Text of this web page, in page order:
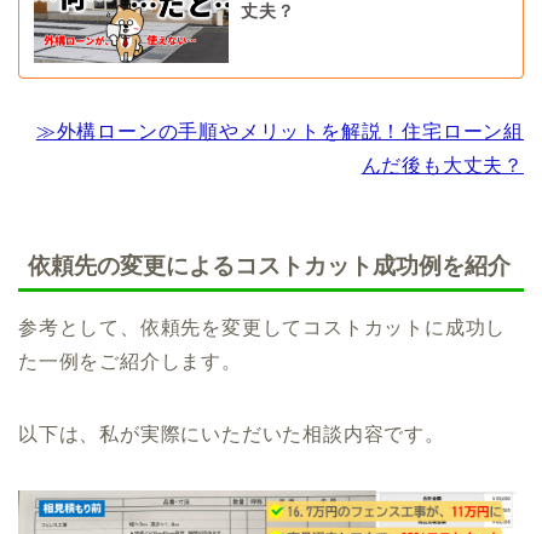
丈夫？
≫外構ローンの手順やメリットを解説！住宅ローン組
んだ後も大丈夫？
依頼先の変更によるコストカット成功例を紹介
参考として、依頼先を変更してコストカットに成功し
た一例をご紹介します。
以下は、私が実際にいただいた相談内容です。